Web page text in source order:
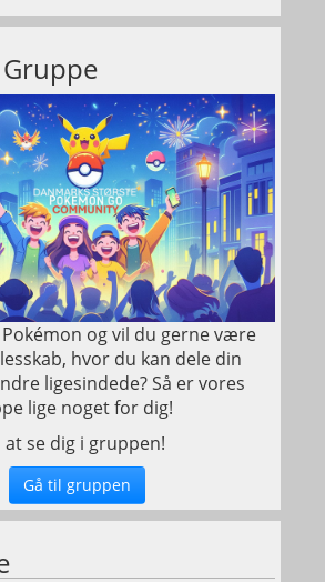
og vil du gerne være
hvor du kan dele din
ligesindede? Så er vores
lige noget for dig!
se dig i gruppen!
Gå til gruppen